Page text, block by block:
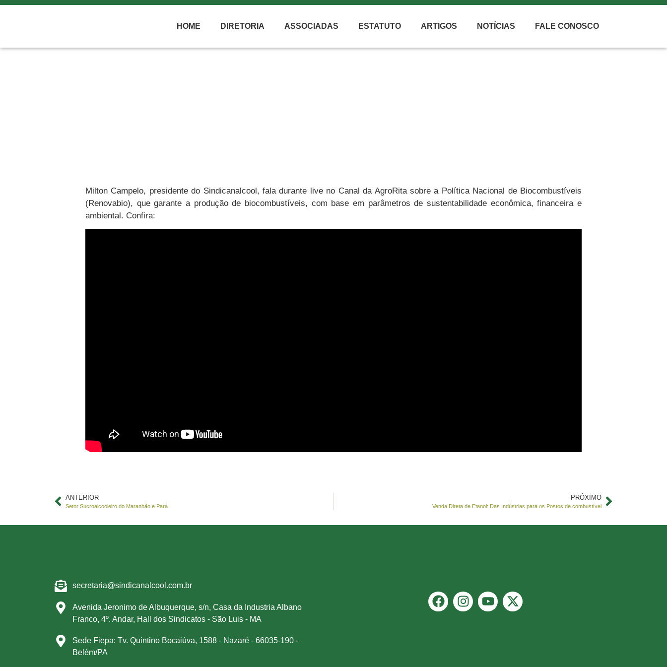
HOME DIRETORIA ASSOCIADAS ESTATUTO ARTIGOS NOTÍCIAS FALE CONOSCO
Milton Campelo, presidente do Sindicanalcool, fala durante live no Canal da AgroRita sobre a Política Nacional de Biocombustíveis
(Renovabio), que garante a produção de biocombustíveis, com base em parâmetros de sustentabilidade econômica, financeira e
ambiental. Confira:
ANTERIOR
Setor Sucroalcooleiro do Maranhão e Pará
PRÓXIMO
Venda Direta de Etanol: Das Indústrias para os Postos de combustível
secretaria@sindicanalcool.com.br
Avenida Jeronimo de Albuquerque, s/n, Casa da Industria Albano
Franco, 4º. Andar, Hall dos Sindicatos - São Luis - MA
Sede Fiepa: Tv. Quintino Bocaiúva, 1588 - Nazaré - 66035-190 -
Belém/PA